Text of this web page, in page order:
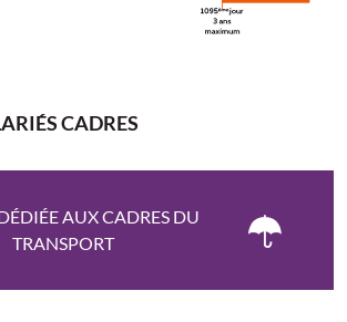
CADRES
AUX CADRES DU
TRANSPORT